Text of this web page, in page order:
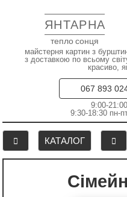
ЯНТАРНА
тепло сонця
майстерня картин з
з доставкою по всьому
красиво,
067 893
9:00-
9:30-18:30 пн-
КАТАЛОГ